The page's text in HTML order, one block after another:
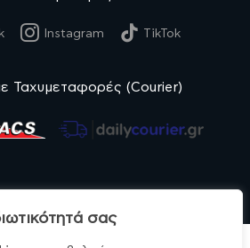
σας
Instagram TikTok
Ταχυμεταφορές (Courier)